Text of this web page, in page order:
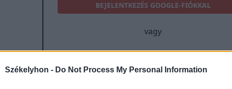
Székelyhon - Do Not Process My Personal Information
BEJELENTKEZÉS GOOGLE-FIÓKKAL
vagy
E-mail-cím